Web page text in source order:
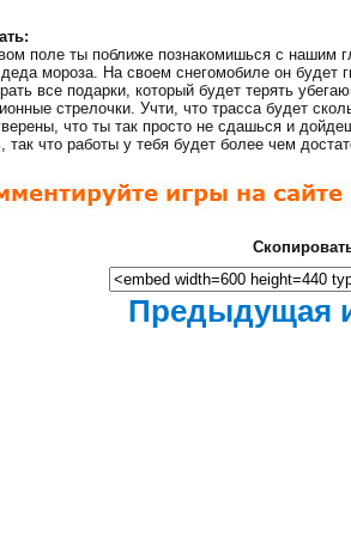
поле ты поближе познакомишься с нашим
мороза. На своем снегомобиле он будет
все подарки, который будет терять
стрелочки. Учти, что трасса будет
что ты так просто не сдашься и
так что работы у тебя будет более чем
Предыдущая